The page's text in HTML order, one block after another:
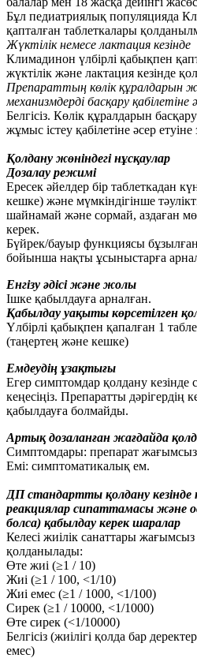
Бұл педиатриялық популяцияда
қапталған таблеткалары
Жүктілік немесе лактация кезінде
Климадинон үлбірлі қабықпен
жүктілік және лактация кезінде
Препараттың көлік құралдарын
механизмдерді басқару қабілетіне
Белгісіз. Көлік құралдарын
жұмыс істеу қабілетіне әсер
Қолдану жөніндегі нұсқаулар
Дозалау режимі
Ересек әйелдер бір таблеткадан
кешке) және мүмкіндігінше
шайнамай және сормай, аздаған
керек.
Бүйрек/бауыр функциясы
бойынша нақты ұсыныстарға
Енгізу әдісі және жолы
Ішке қабылдауға арналған.
Қабылдау уақыты көрсетілген
Үлбірлі қабықпен қапалған 1
(таңертең және кешке)
Емдеудің ұзақтығы
Егер симптомдар қолдану кезінде
кеңесіңіз. Препаратты дәрігердің
қабылдауға болмайды.
Артық дозаланған жағдайда
Симптомдары: препарат жағымсыз
Емі: симптоматикалық ем.
ДП стандартты қолдану кезінде
реакциялар сипаттамасы және
болса) қабылдау керек шаралар
Келесі жиілік санаттары жағымсыз
қолданылады:
Өте жиі (≥1 / 10)
Жиі (≥1 / 100, <1/10)
Жиі емес (≥1 / 1000, <1/100)
Сирек (≥1 / 10000, <1/1000)
Өте сирек (<1/10000)
Белгісіз (жиілігі қолда бар
емес)